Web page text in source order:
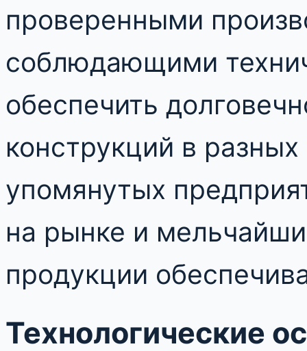
проверенными
соблюдающими
обеспечить
конструкций в
упомянутых
на рынке и
продукции
Технологические